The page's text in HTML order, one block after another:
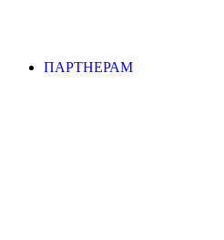
ПАРТНЕРАМ